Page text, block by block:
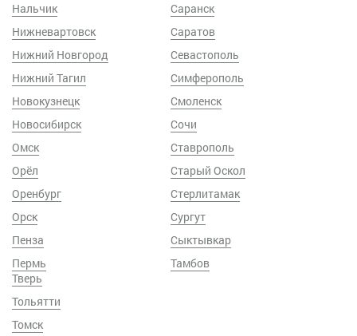
Нальчик
Нижневартовск
Нижний Новгород
Нижний Тагил
Новокузнецк
Новосибирск
Омск
Орёл
Оренбург
Орск
Пенза
Пермь
Саранск
Саратов
Севастополь
Симферополь
Смоленск
Сочи
Ставрополь
Старый Оскол
Стерлитамак
Сургут
Сыктывкар
Тамбов
Тверь
Тольятти
Томск